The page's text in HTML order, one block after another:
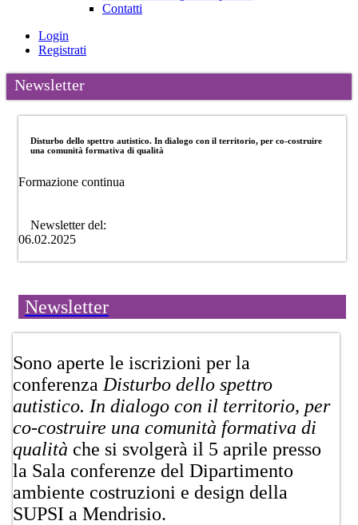
Contatti
Login
Registrati
Newsletter
Disturbo dello spettro autistico. In dialogo con il territorio, per co-costruire
una comunità formativa di qualità
Formazione continua
Newsletter del:
06.02.2025
Newsletter
​Sono aperte le iscrizioni per la
conferenza Disturbo dello spettro
autistico. In dialogo con il territorio, per
co-costruire una comunità formativa di
qualità che si svolgerà il 5 aprile presso
la Sala conferenze del Dipartimento
ambiente costruzioni e design della
SUPSI a Mendrisio.